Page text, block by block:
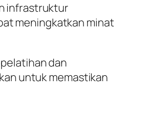
infrastruktur
meningkatkan minat
dan
untuk memastikan